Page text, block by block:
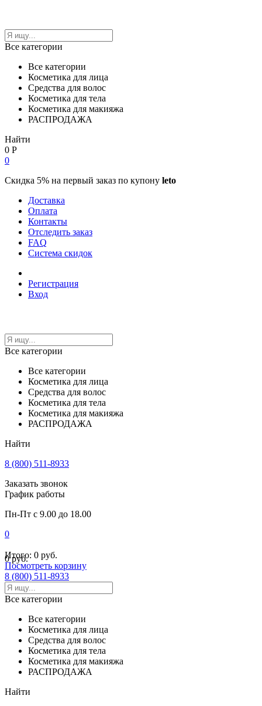
Все категории
Все категории
Косметика для лица
Средства для волос
Косметика для тела
Косметика для макияжа
РАСПРОДАЖА
Найти
0 Р
0
Скидка 5% на первый заказ по купону leto
Доставка
Оплата
Контакты
Отследить заказ
FAQ
Система скидок
Регистрация
Вход
Все категории
Все категории
Косметика для лица
Средства для волос
Косметика для тела
Косметика для макияжа
РАСПРОДАЖА
Найти
8 (800) 511-8933
Заказать звонок
График работы
Пн-Пт с 9.00 до 18.00
0
0 руб.
Итого: 0 руб.
Посмотреть корзину
8 (800) 511-8933
Все категории
Все категории
Косметика для лица
Средства для волос
Косметика для тела
Косметика для макияжа
РАСПРОДАЖА
Найти